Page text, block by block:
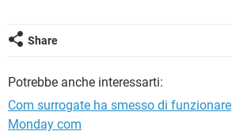
Share
Potrebbe anche interessarti:
Com surrogate ha smesso di funzionare
Monday com